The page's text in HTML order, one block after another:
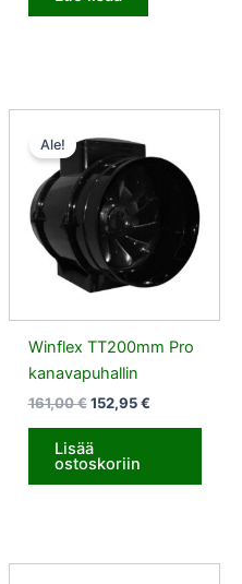
Ale!
Winflex TT200mm Pro
kanavapuhallin
161,00€
hinta
oli:
161,00 €.
152,95€
on:
152,95 €.
Lisää
ostoskoriin
AlkuperäinenNykyinen